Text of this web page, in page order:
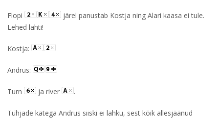
Flopi
järel panustab Kostja ning Alari kaasa ei tule.
Lehed lahti!
Kostja:
Andrus:
Turn ja river .
Tühjade kätega Andrus siiski ei lahku, sest kõik allesjäänud